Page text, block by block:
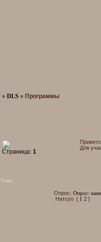
» DLS » Программы
Для
Страница: 1
Тема
Опрос: Опрос:
Натсуо [ 1 2 ]